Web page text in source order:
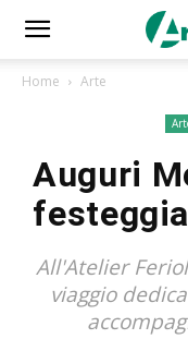
Home Arte
Auguri
All'Atelier
viaggio